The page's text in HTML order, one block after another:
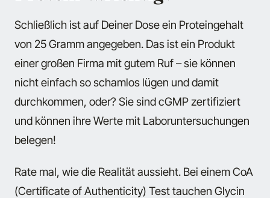
Schließlich ist auf Deiner Dose ein Proteingehalt
von 25 Gramm angegeben. Das ist ein Produkt
einer großen Firma mit gutem Ruf – sie können
nicht einfach so schamlos lügen und damit
durchkommen, oder? Sie sind cGMP zertifiziert
und können ihre Werte mit Laboruntersuchungen
belegen!
Rate mal, wie die Realität aussieht. Bei einem CoA
(Certificate of Authenticity) Test tauchen Glycin